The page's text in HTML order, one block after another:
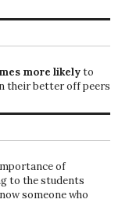
more likelyto
their better off peers
of
to the students
someone who